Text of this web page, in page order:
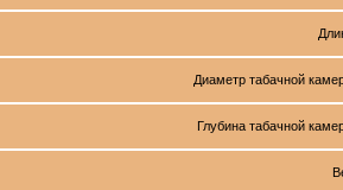
Диаметр табачной
Глубина табачной